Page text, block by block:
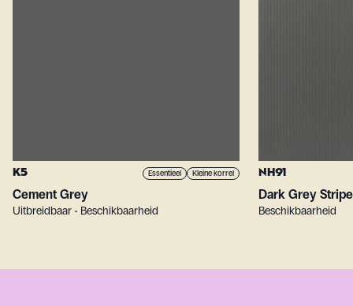
K5 Essentieel Kleine korrel
Cement Grey
Uitbreidbaar • Beschikbaarheid
NH91
Dark Grey
Beschikbaarheid